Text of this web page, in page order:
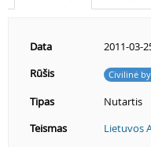
Data
2011-03-
Rūšis
Civilinė
Tipas
Nutartis
Teismas
Lietuvos